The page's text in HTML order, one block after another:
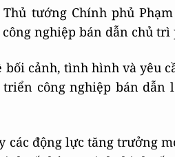
Thủ tướng Chính phủ
nghiệp bán dẫn chủ
bối cảnh, tình hình và yêu
công nghiệp bán dẫn
các động lực tăng trưởng